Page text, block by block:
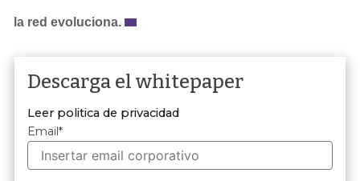
la red evoluciona.
Descarga el whitepaper
Leer politica de privacidad
Email*